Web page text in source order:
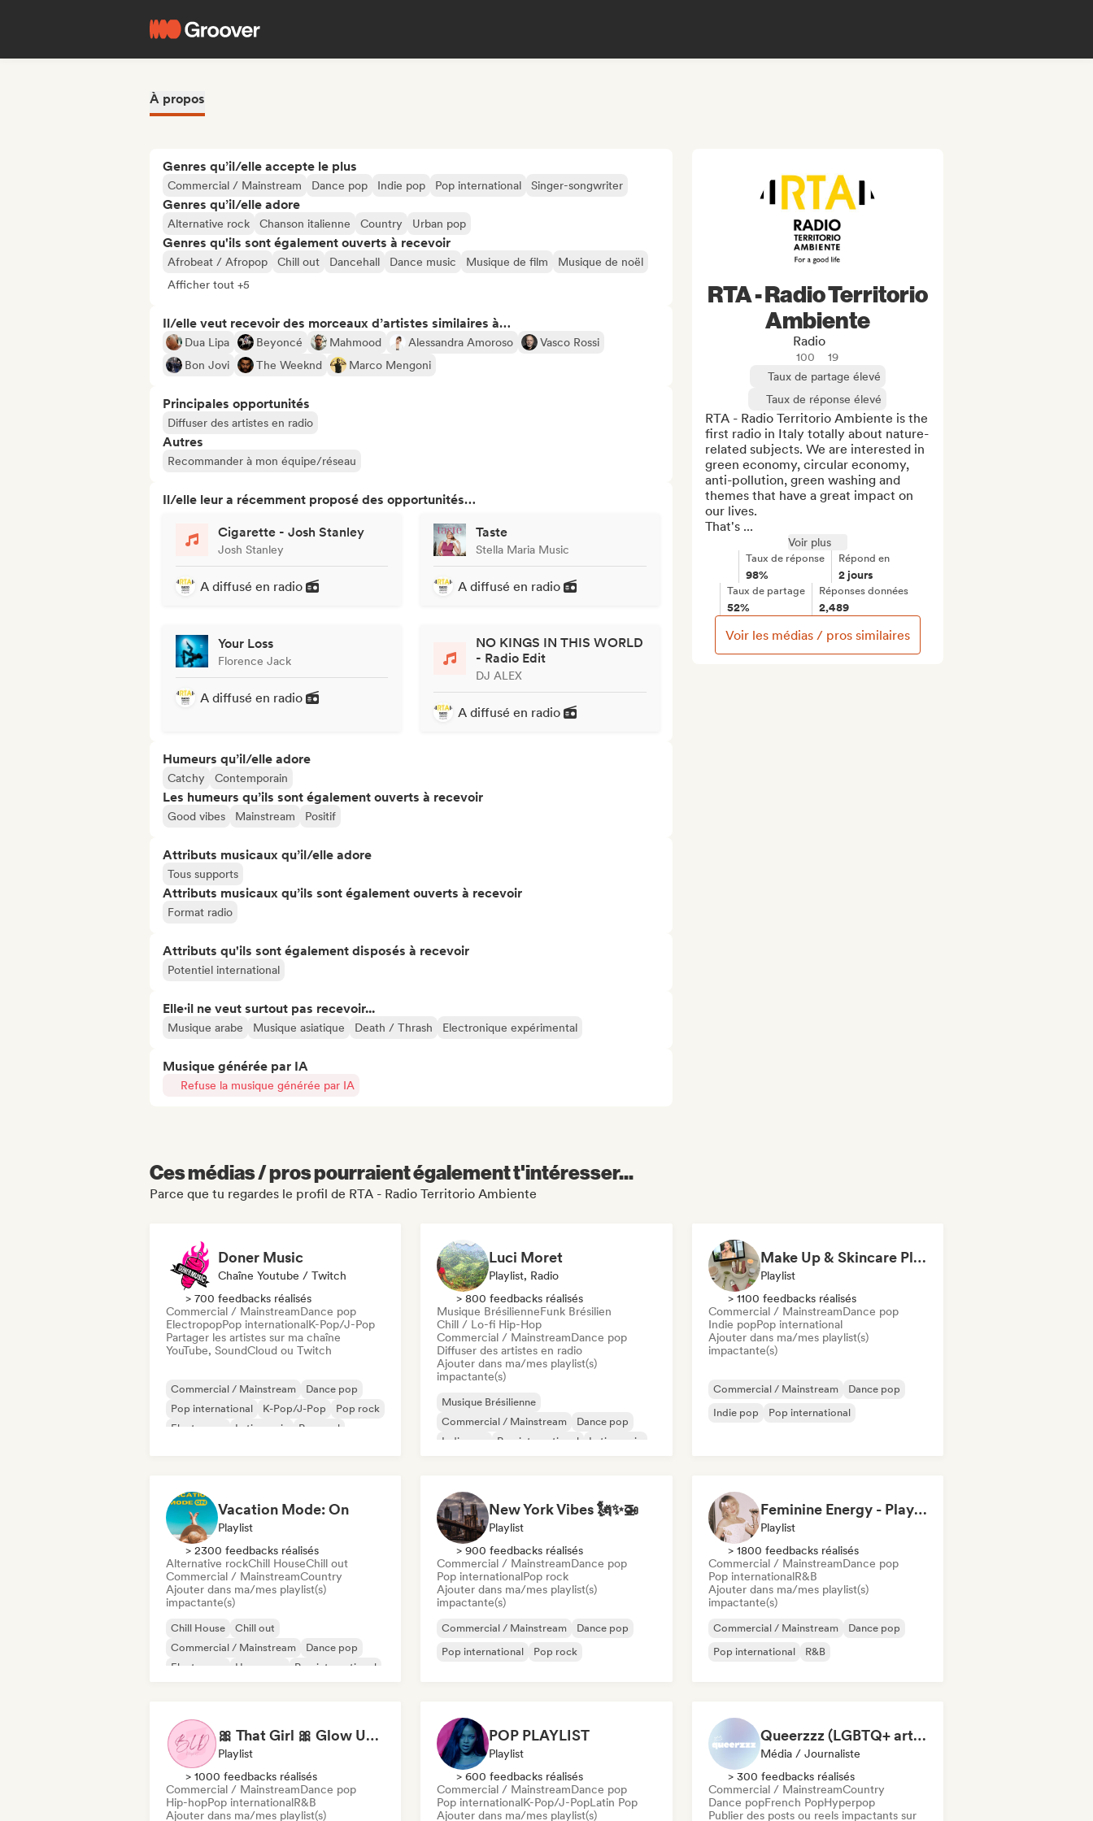
À propos
Genres qu’il/elle accepte le plus
Commercial / Mainstream Dance pop Indie pop Pop international Singer-songwriter
Genres qu’il/elle adore
Alternative rock Chanson italienne Country Urban pop
Genres qu'ils sont également ouverts à recevoir
Afrobeat / Afropop Chill out Dancehall Dance music Musique de film
Musique de noël
Afficher tout +5
Il/elle veut recevoir des morceaux d’artistes similaires à…
Dua Lipa Beyoncé Mahmood Alessandra Amoroso
Vasco Rossi
Bon Jovi
The Weeknd Marco Mengoni
Principales opportunités
Diffuser des artistes en radio
Autres
Recommander à mon équipe/réseau
Il/elle leur a récemment proposé des opportunités…
Cigarette - Josh Stanley
Josh Stanley
A diffusé en radio
Taste
Stella Maria Music
A diffusé en radio
Your Loss
Florence Jack
A diffusé en radio
NO KINGS IN THIS WORLD
- Radio Edit
DJ ALEX
A diffusé en radio
Humeurs qu’il/elle adore
Catchy Contemporain
Les humeurs qu’ils sont également ouverts à recevoir
Good vibes Mainstream Positif
Attributs musicaux qu’il/elle adore
Tous supports
Attributs musicaux qu’ils sont également ouverts à recevoir
Format radio
Attributs qu'ils sont également disposés à recevoir
Potentiel international
Elle·il ne veut surtout pas recevoir...
Musique arabe Musique asiatique Death / Thrash Electronique expérimental
Musique générée par IA
Refuse la musique générée par IA
RTA - Radio Territorio
Ambiente
Radio
100
19
Taux de partage élevé
Taux de réponse élevé
RTA - Radio Territorio Ambiente is the
first radio in Italy totally about nature-
related subjects. We are interested in
green economy, circular economy,
anti-pollution, green washing and
themes that have a great impact on
our lives.
That's ...
Voir plus
Taux de réponse
98%
Répond en
2 jours
Taux de partage
52%
Réponses données
2,489
Voir les médias / pros similaires
Ces médias / pros pourraient également t'intéresser...
Parce que tu regardes le profil de RTA - Radio Territorio Ambiente
Doner Music
Chaîne Youtube / Twitch
> 700 feedbacks réalisés
Commercial / MainstreamDance pop
ElectropopPop internationalK-Pop/J-Pop
Partager les artistes sur ma chaîne
YouTube, SoundCloud ou Twitch
Commercial / Mainstream
Dance pop
Pop international
K-Pop/J-Pop
Pop rock
Electropop
Latin music Pop soul
Luci Moret
Playlist, Radio
> 800 feedbacks réalisés
Musique BrésilienneFunk Brésilien
Chill / Lo-fi Hip-Hop
Commercial / MainstreamDance pop
Diffuser des artistes en radio
Ajouter dans ma/mes playlist(s)
impactante(s)
Musique Brésilienne
Commercial / Mainstream
Dance pop
Indie pop
Pop international
Latin music
Make Up & Skincare Playlist
Playlist
> 1100 feedbacks réalisés
Commercial / MainstreamDance pop
Indie popPop international
Ajouter dans ma/mes playlist(s)
impactante(s)
Commercial / Mainstream
Dance pop
Indie pop
Pop international
Vacation Mode: On
Playlist
> 2300 feedbacks réalisés
Alternative rockChill HouseChill out
Commercial / MainstreamCountry
Ajouter dans ma/mes playlist(s)
impactante(s)
Chill House
Chill out
Commercial / Mainstream
Dance pop
Electropop
Hyperpop
Pop international
New York Vibes 🗽✨🚁
Playlist
> 900 feedbacks réalisés
Commercial / MainstreamDance pop
Pop internationalPop rock
Ajouter dans ma/mes playlist(s)
impactante(s)
Commercial / Mainstream
Dance pop
Pop international
Pop rock
Feminine Energy - Playlist
Playlist
> 1800 feedbacks réalisés
Commercial / MainstreamDance pop
Pop internationalR&B
Ajouter dans ma/mes playlist(s)
impactante(s)
Commercial / Mainstream
Dance pop
Pop international
R&B
🎀 That Girl 🎀 Glow Up Playlist (Female Artists)
Playlist
> 1000 feedbacks réalisés
Commercial / MainstreamDance pop
Hip-hopPop internationalR&B
Ajouter dans ma/mes playlist(s)
POP PLAYLIST
Playlist
> 600 feedbacks réalisés
Commercial / MainstreamDance pop
Pop internationalK-Pop/J-PopLatin Pop
Ajouter dans ma/mes playlist(s)
Queerzzz (LGBTQ+ artists)
Média / Journaliste
> 300 feedbacks réalisés
Commercial / MainstreamCountry
Dance popFrench PopHyperpop
Publier des posts ou reels impactants sur